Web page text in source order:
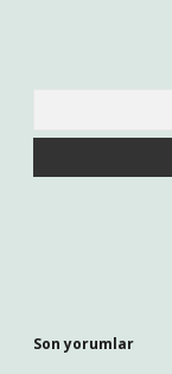
Son yorumlar